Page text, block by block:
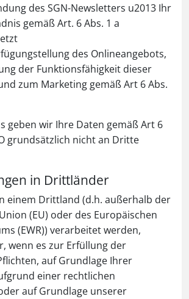
des SGN-Newsletters u2013 Ihr
gemäß Art. 6 Abs. 1 a
des Onlineangebots,
der Funktionsfähigkeit dieser
zum Marketing gemäß Art 6 Abs.
geben wir Ihre Daten gemäß Art 6
grundsätzlich nicht an Dritte
in Drittländer
einem Drittland (d.h. außerhalb der
(EU) oder des Europäischen
(EWR)) verarbeitet werden,
wenn es zur Erfüllung der
auf Grundlage Ihrer
einer rechtlichen
auf Grundlage unserer